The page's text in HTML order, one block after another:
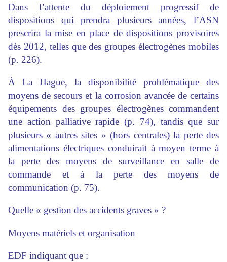
Dans l’attente du déploiement progressif de
dispositions qui prendra plusieurs années, l’ASN
prescrira la mise en place de dispositions provisoires
dès 2012, telles que des groupes électrogènes mobiles
(p. 226).
À La Hague, la disponibilité problématique des
moyens de secours et la corrosion avancée de certains
équipements des groupes électrogènes commandent
une action palliative rapide (p. 74), tandis que sur
plusieurs « autres sites » (hors centrales) la perte des
alimentations électriques conduirait à moyen terme à
la perte des moyens de surveillance en salle de
commande et à la perte des moyens de
communication (p. 75).
Quelle « gestion des accidents graves » ?
Moyens matériels et organisation
EDF indiquant que :